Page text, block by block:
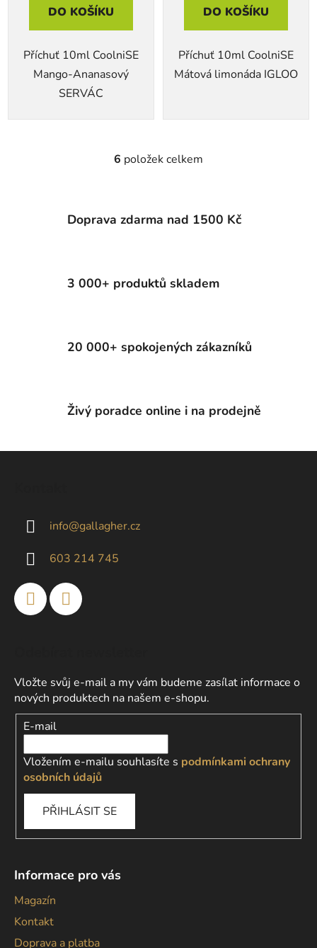
DO KOŠÍKU
Příchuť 10ml CoolniSE
Mango-Ananasový
SERVÁC
DO KOŠÍKU
Příchuť 10ml CoolniSE
Mátová limonáda IGLOO
O
á
d
p
k
y
i
u
6 položek celkem
Doprava zdarma nad 1500 Kč
3 000+ produktů skladem
20 000+ spokojených zákazníků
Živý poradce online i na prodejně
info@gallagher.cz
603 214 745
Vložte svůj e-mail a my vám budeme zasílat informace o
nových produktech na našem e-shopu.
E-mail
Vložením e-mailu souhlasíte s podmínkami ochrany
osobních údajů
PŘIHLÁSIT SE
Informace pro vás
Magazín
Kontakt
Doprava a platba